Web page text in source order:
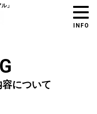
」
INFO
について